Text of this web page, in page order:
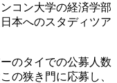
コン大学の経済学部
本へのスタディツア
のタイでの公募人数
の狭き門に応募し、